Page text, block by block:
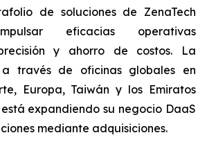
de soluciones de ZenaTech
eficacias operativas
y ahorro de costos. La
través de oficinas globales en
Europa, Taiwán y los Emiratos
expandiendo su negocio DaaS
mediante adquisiciones.